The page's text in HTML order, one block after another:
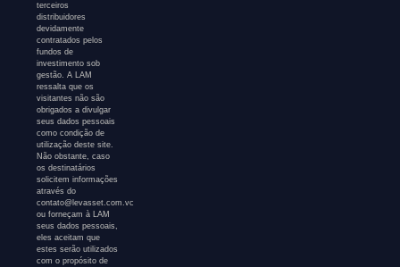
terceiros
distribuidores
devidamente
contratados pelos
fundos de
investimento sob
gestão. A LAM
ressalta que os
visitantes não são
obrigados a divulgar
seus dados pessoais
como condição de
utilização deste site.
Não obstante, caso
os destinatários
solicitem informações
através do
contato@levasset.com.vc
ou forneçam à LAM
seus dados pessoais,
eles aceitam que
estes serão utilizados
com o propósito de